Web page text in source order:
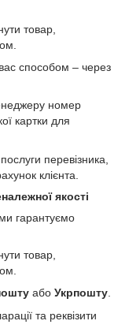
товар,
способом – через
номер
картки для
перевізника,
клієнта.
якості
гарантуємо
товар,
або Укрпошту.
та реквізити